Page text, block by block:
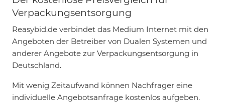
Verpackungsentsorgung
Reasybid.de verbindet das Medium Internet mit den
Angeboten der Betreiber von Dualen Systemen und
anderer Angebote zur Verpackungsentsorgung in
Deutschland.
Mit wenig Zeitaufwand können Nachfrager eine
individuelle Angebotsanfrage kostenlos aufgeben.